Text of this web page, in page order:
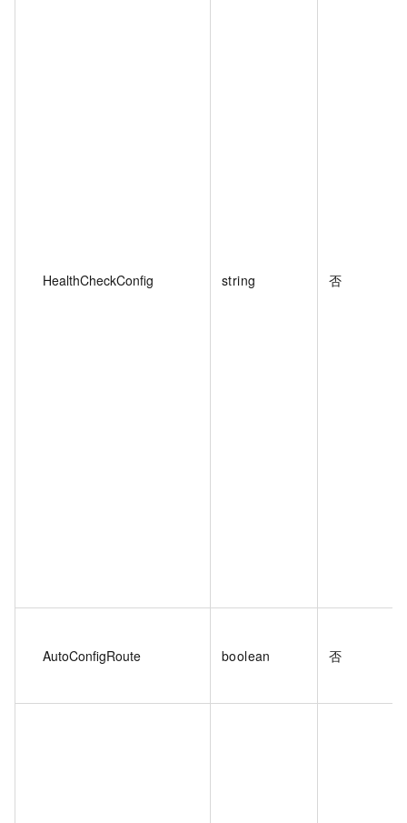
HealthCheckConfig string 否
AutoConfigRoute boolean 否